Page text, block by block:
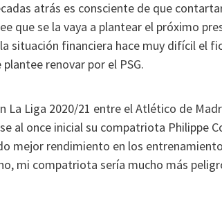
atrás es consciente de que
que se la vaya a plantear el próximo
situación financiera hace muy difícil el
renovar por el PSG.
La Liga 2020/21 entre el Atlético de
al once inicial su compatriota Philippe
mejor rendimiento en los
mi compatriota sería mucho más